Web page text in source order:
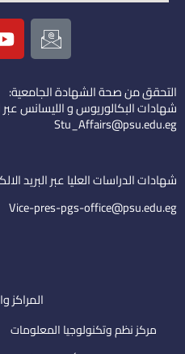
I
c
o
n
-
e
i
l
التحقق من صحة الشهادة الجامعية:
شهادات البكالوريوس و الليسانس عبر
Stu_Affairs@psu.edu.eg
شهادات الدراسات العليا عبر البريد
Vice-pres-pgs-office@psu.edu.eg
المراكز
مركز نظم وتكنولوجيا المعلومات